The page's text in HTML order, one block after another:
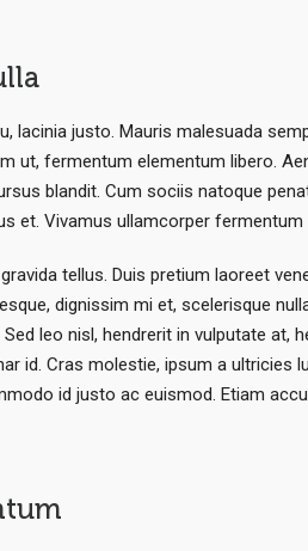
lacinia justo. Mauris malesuada
ut, fermentum elementum libero.
blandit. Cum sociis natoque
et. Vivamus ullamcorper
tellus. Duis pretium laoreet
dignissim mi et, scelerisque
leo nisl, hendrerit in vulputate
id. Cras molestie, ipsum a
id justo ac euismod. Etiam